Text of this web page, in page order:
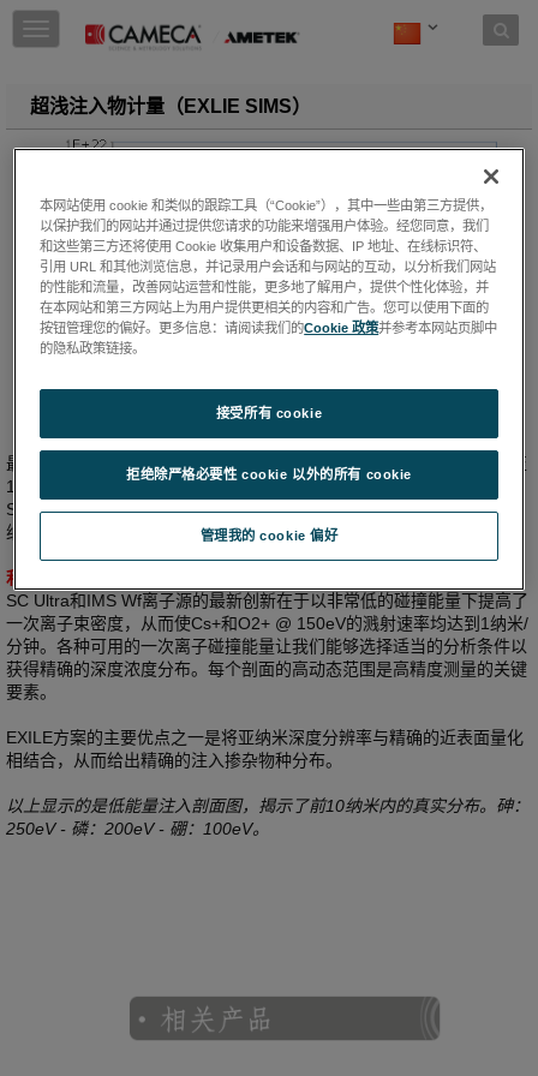
Skip to content
T
o
g
e
v
g
a
o
超浅注入物计量（EXLIE SIMS）
最新的半导体芯片制造和CMOS器件的进一步缩小将接面深度限制降至
10纳米范围以下，其剖面陡度为1-2纳米每十倍。在这样的尺度下，
SIMS技术可用于监测掺杂物的深度分布，证明SIMS剖面可以以高于1
纳米每十倍的深度分辨率进行测量。
利用极限低碰撞能量SIMS实现亚纳米深度分辨率
SC Ultra和IMS Wf离子源的最新创新在于以非常低的碰撞能量下提高了
一次离子束密度，从而使Cs+和O2+ @ 150eV的溅射速率均达到1纳米/
分钟。各种可用的一次离子碰撞能量让我们能够选择适当的分析条件以
获得精确的深度浓度分布。每个剖面的高动态范围是高精度测量的关键
要素。
EXILE方案的主要优点之一是将亚纳米深度分辨率与精确的近表面量化
相结合，从而给出精确的注入掺杂物种分布。
以上显示的是低能量注入剖面图，揭示了前10纳米内的真实分布。砷：
250eV - 磷：200eV - 硼：100eV。
本网站使用 cookie 和类似的跟踪工具（“Cookie”），其中一些由第三方提供，
以保护我们的网站并通过提供您请求的功能来增强用户体验。经您同意，我们
和这些第三方还将使用 Cookie 收集用户和设备数据、IP 地址、在线标识符、
引用 URL 和其他浏览信息，并记录用户会话和与网站的互动，以分析我们网站
的性能和流量，改善网站运营和性能，更多地了解用户，提供个性化体验，并
在本网站和第三方网站上为用户提供更相关的内容和广告。您可以使用下面的
按钮管理您的偏好。更多信息：请阅读我们的Cookie 政策并参考本网站页脚中
的隐私政策链接。
管理我的 cookie 偏好
拒绝除严格必要性 cookie 以外的所有 cookie
接受所有 cookie